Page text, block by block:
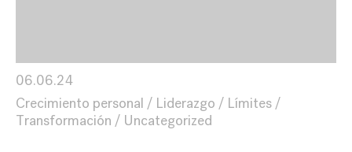
06.06.24
Crecimiento personal
Liderazgo
Límites
Transformación
Uncategorized